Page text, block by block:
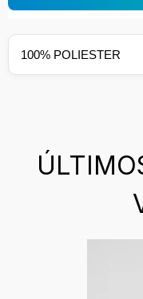
100% POLIESTER